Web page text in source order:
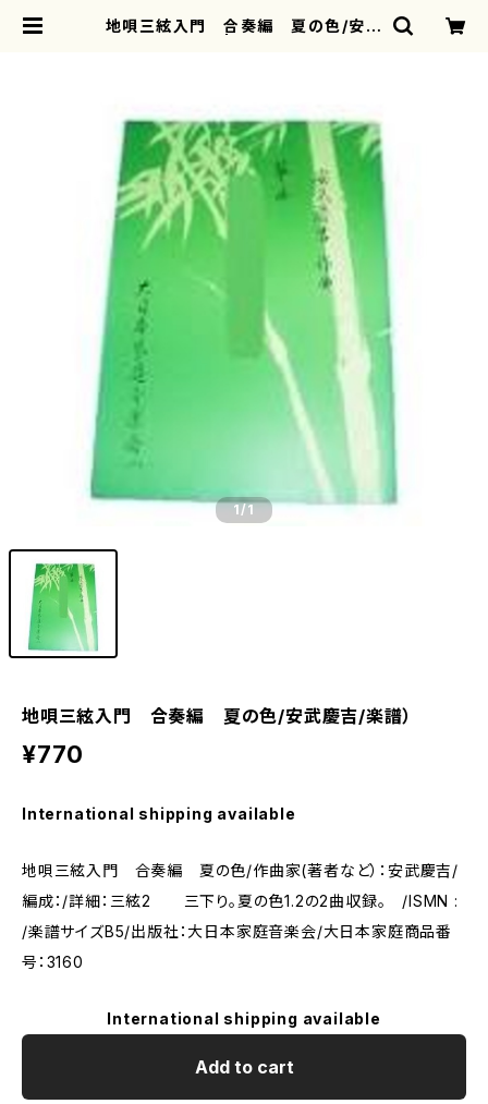
地唄三絃入門 合奏編 夏の色/安武
1/1
地唄三絃入門 合奏編 夏の色/安武慶吉/楽譜）
¥770
International shipping available
地唄三絃入門 合奏編 夏の色/作曲家(著者など）：安武慶吉/
編成：/詳細：三絃2 三下り。夏の色1.2の2曲収録。 /ISMN :
/楽譜サイズB5/出版社：大日本家庭音楽会/大日本家庭商品番
号：3160
International shipping available
Add to cart